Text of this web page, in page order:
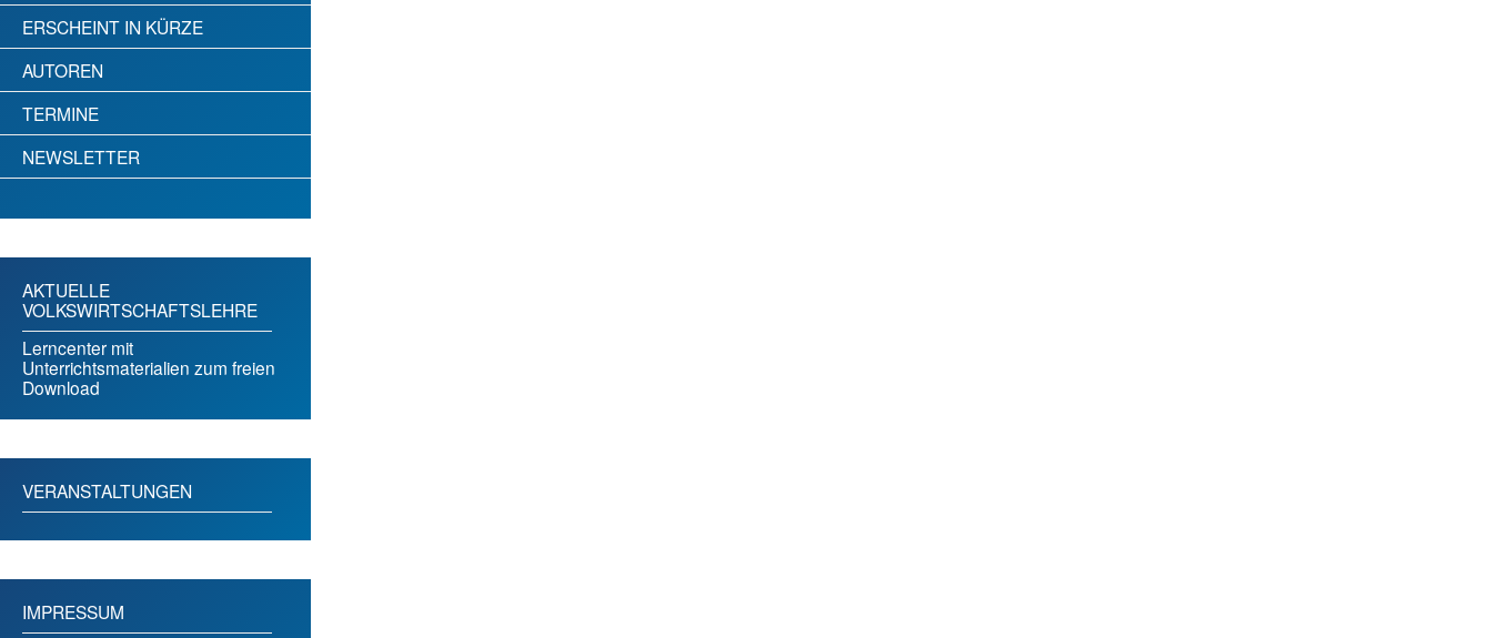
ERSCHEINT IN KÜRZE
AUTOREN
TERMINE
NEWSLETTER
AKTUELLE
VOLKSWIRTSCHAFTSLEHRE
Lerncenter mit
Unterrichtsmaterialien zum freien
Download
VERANSTALTUNGEN
IMPRESSUM